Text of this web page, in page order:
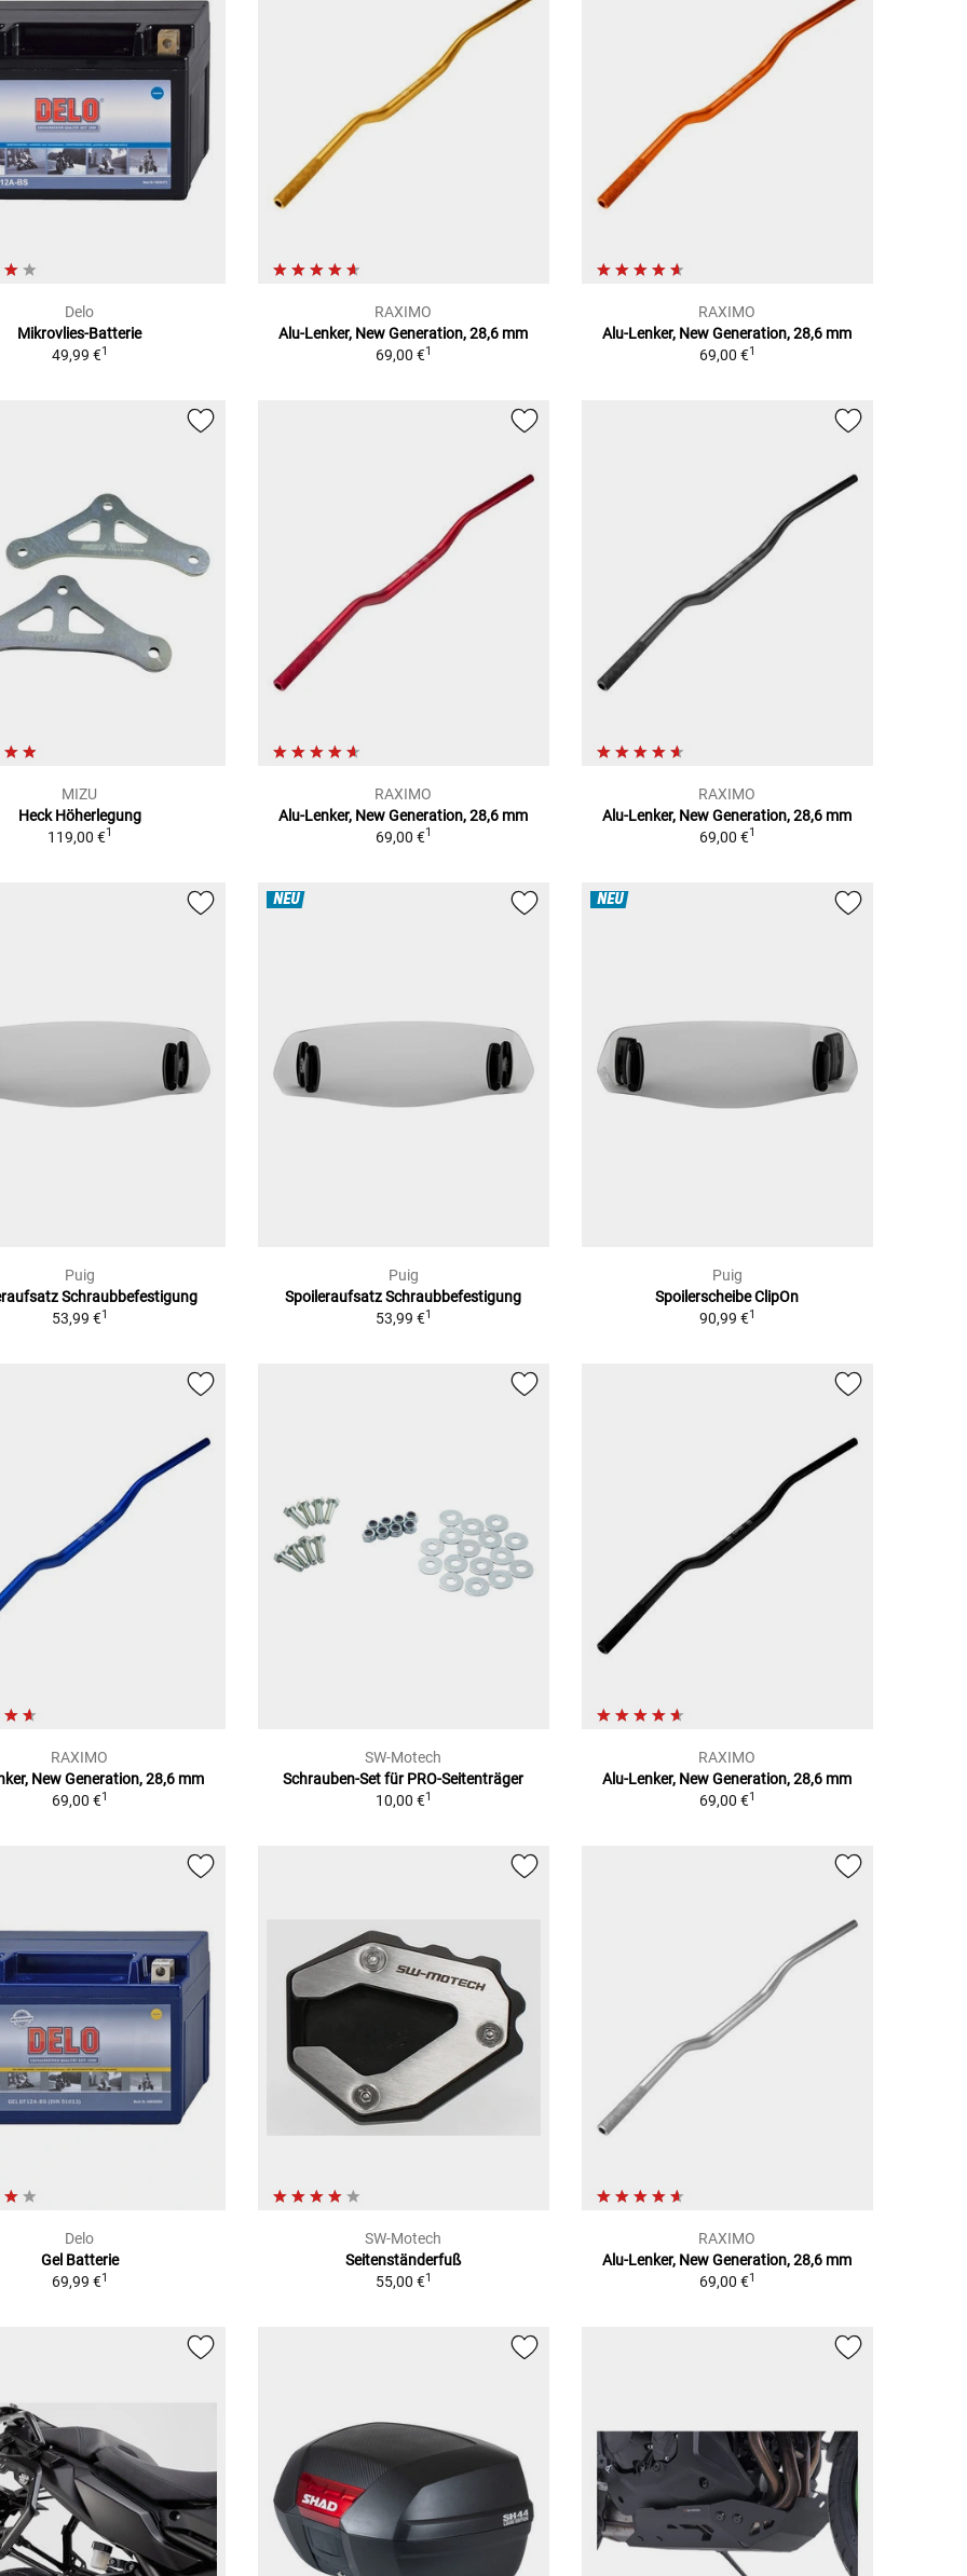
Delo
Mikrovlies-Batterie
49,99 €1
RAXIMO
Alu-Lenker, New Generation, 28,6 mm
69,00 €1
RAXIMO
Alu-Lenker, New Generation, 28,6 mm
69,00 €1
MIZU
Heck Höherlegung
119,00 €1
RAXIMO
Alu-Lenker, New Generation, 28,6 mm
69,00 €1
RAXIMO
Alu-Lenker, New Generation, 28,6 mm
69,00 €1
Puig
Schraubbefestigung
53,99 €1
NEU
Puig
Spoileraufsatz Schraubbefestigung
53,99 €1
NEU
Puig
Spoilerscheibe ClipOn
90,99 €1
RAXIMO
New Generation, 28,6 mm
69,00 €1
SW-Motech
Schrauben-Set für PRO-Seitenträger
10,00 €1
RAXIMO
Alu-Lenker, New Generation, 28,6 mm
69,00 €1
Delo
Gel Batterie
69,99 €1
SW-Motech
Seitenständerfuß
55,00 €1
RAXIMO
Alu-Lenker, New Generation, 28,6 mm
69,00 €1